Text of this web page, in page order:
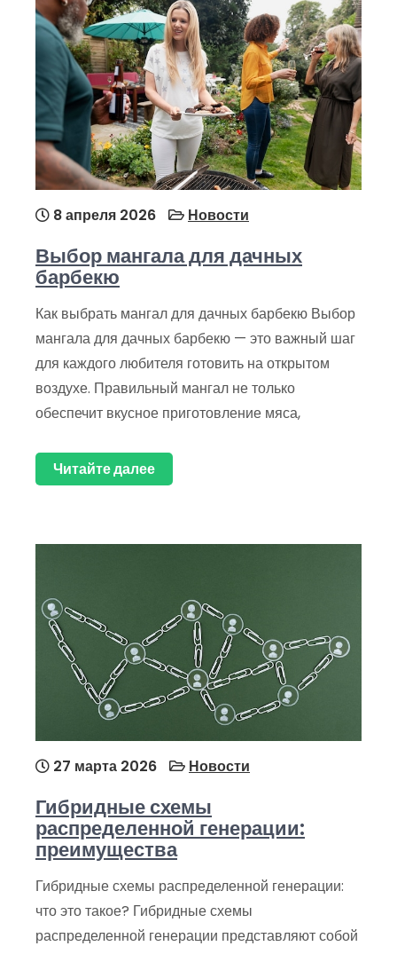
8 апреля 2026 Новости
Выбор мангала для дачных
барбекю
Как выбрать мангал для дачных барбекю Выбор
мангала для дачных барбекю — это важный шаг
для каждого любителя готовить на открытом
воздухе. Правильный мангал не только
обеспечит вкусное приготовление мяса,
Читайте далее
27 марта 2026 Новости
Гибридные схемы
распределенной генерации:
преимущества
Гибридные схемы распределенной генерации:
что это такое? Гибридные схемы
распределенной генерации представляют собой